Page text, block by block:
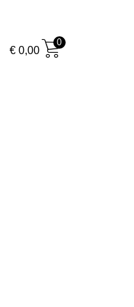
€0,00
0